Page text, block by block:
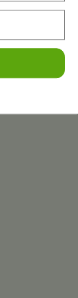
do
sztuka